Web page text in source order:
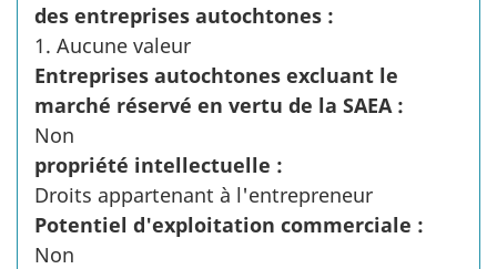
des entreprises autochtones :
1. Aucune valeur
Entreprises autochtones excluant le
marché réservé en vertu de la SAEA :
Non
propriété intellectuelle :
Droits appartenant à l'entrepreneur
Potentiel d'exploitation commerciale :
Non